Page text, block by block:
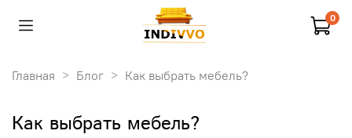
0
Главная Блог Как выбрать мебель?
Как выбрать мебель?